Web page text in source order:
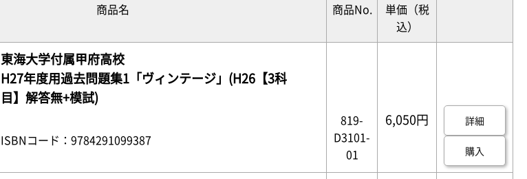
商品名 商品No. 単価（税
込）
東海大学付属甲府高校
H27年度用過去問題集1「ヴィンテージ」(H26【3科
目】解答無+模試)
ISBNコード：9784291099387
819-
D3101-
01
6,050円 詳細
購入